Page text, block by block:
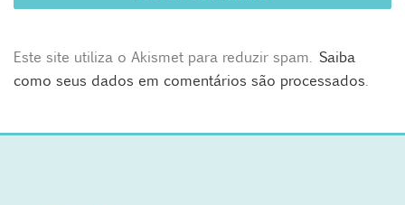
Este site utiliza o Akismet para reduzir spam. Saiba
como seus dados em comentários são processados.